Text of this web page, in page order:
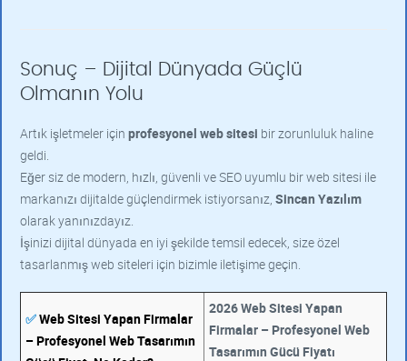
Sonuç – Dijital Dünyada Güçlü
Olmanın Yolu
Artık işletmeler için profesyonel web sitesi bir zorunluluk haline
geldi.
Eğer siz de modern, hızlı, güvenli ve SEO uyumlu bir web sitesi ile
markanızı dijitalde güçlendirmek istiyorsanız, Sincan Yazılım
olarak yanınızdayız.
İşinizi dijital dünyada en iyi şekilde temsil edecek, size özel
tasarlanmış web siteleri için bizimle iletişime geçin.
✅Web Sitesi Yapan Firmalar
– Profesyonel Web Tasarımın
2026 Web Sitesi Yapan
Firmalar – Profesyonel Web
Tasarımın Gücü Fiyatı